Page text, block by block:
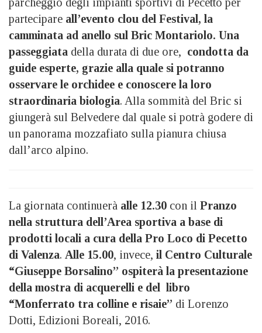
partecipare all’evento clou del Festival, la
camminata ad anello sul Bric Montariolo. Una
passeggiata della durata di due ore, condotta da
guide esperte, grazie alla quale si potranno
osservare le orchidee e conoscere la loro
straordinaria biologia. Alla sommità del Bric si
giungerà sul Belvedere dal quale si potrà godere di
un panorama mozzafiato sulla pianura chiusa
dall’arco alpino.
La giornata continuerà alle 12.30 con il Pranzo
nella struttura dell’Area sportiva a base di
prodotti locali a cura della Pro Loco di Pecetto
di Valenza. Alle 15.00, invece, il Centro Culturale
“Giuseppe Borsalino” ospiterà la presentazione
della mostra di acquerelli e del libro
“Monferrato tra colline e risaie” di Lorenzo
Dotti, Edizioni Boreali, 2016.